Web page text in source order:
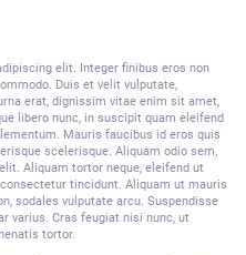
elit. Integer finibus eros non
Duis et velit vulputate,
erat, dignissim vitae enim sit amet,
libero nunc, in suscipit quam eleifend
Mauris faucibus id eros quis
scelerisque. Aliquam odio sem,
Aliquam tortor neque, eleifend ut
tincidunt. Aliquam ut mauris
sodales vulputate arcu. Suspendisse
varius. Cras feugiat nisi nunc, ut
tortor.